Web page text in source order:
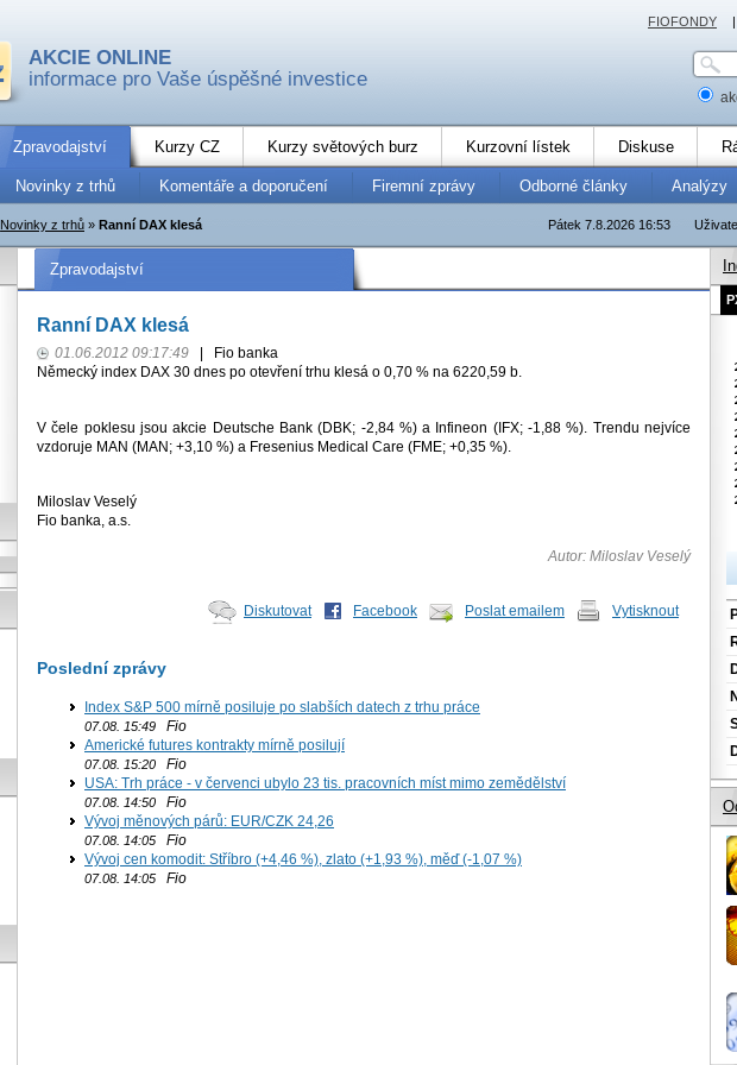
AKCIE ONLINE
informace pro Vaše úspěšné investice
Zpravodajství Kurzy CZ Kurzy světových burz Kurzovní lístek Diskuse
Novinky z trhů Komentáře a doporučení Firemní zprávy Odborné články Analýzy
Pátek 7.8.2026 16:53
Novinky z trhů » Ranní DAX klesá
Zpravodajství
Ranní DAX klesá
01.06.2012 09:17:49
Fio banka
Německý index DAX 30 dnes po otevření trhu klesá o 0,70 % na 6220,59 b.
V čele poklesu jsou akcie Deutsche Bank (DBK; -2,84 %) a Infineon (IFX; -1,88 %). Trendu nejvíce
vzdoruje MAN (MAN; +3,10 %) a Fresenius Medical Care (FME; +0,35 %).
Miloslav Veselý
Fio banka, a.s.
Autor: Miloslav Veselý
Diskutovat Facebook Poslat emailem Vytisknout
Poslední zprávy
Index S&P 500 mírně posiluje po slabších datech z trhu práce
07.08. 15:49 Fio
Americké futures kontrakty mírně posilují
07.08. 15:20 Fio
USA: Trh práce - v červenci ubylo 23 tis. pracovních míst mimo zemědělství
07.08. 14:50 Fio
Vývoj měnových párů: EUR/CZK 24,26
07.08. 14:05 Fio
Vývoj cen komodit: Stříbro (+4,46 %), zlato (+1,93 %), měď (-1,07 %)
07.08. 14:05 Fio
FIOFONDY |